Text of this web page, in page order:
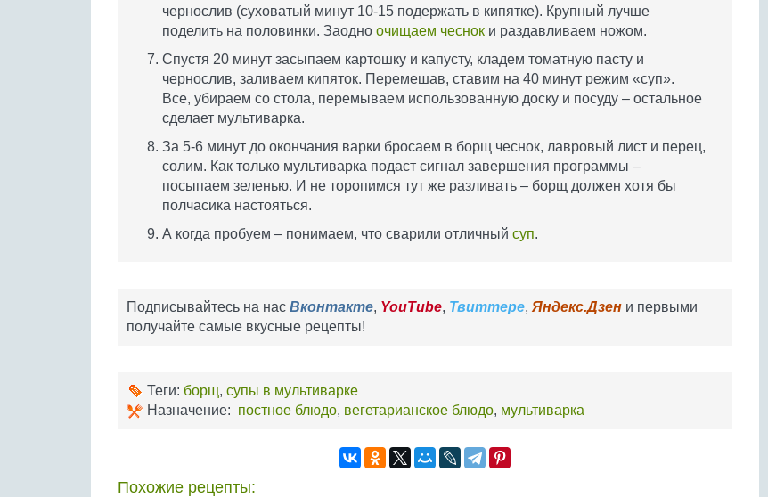
чернослив (суховатый минут 10-15 подержать в кипятке). Крупный лучше
поделить на половинки. Заодно очищаем чеснок и раздавливаем ножом.
Спустя 20 минут засыпаем картошку и капусту, кладем томатную пасту и
чернослив, заливаем кипяток. Перемешав, ставим на 40 минут режим «суп».
Все, убираем со стола, перемываем использованную доску и посуду – остальное
сделает мультиварка.
За 5-6 минут до окончания варки бросаем в борщ чеснок, лавровый лист и перец,
солим. Как только мультиварка подаст сигнал завершения программы –
посыпаем зеленью. И не торопимся тут же разливать – борщ должен хотя бы
полчасика настояться.
А когда пробуем – понимаем, что сварили отличный суп.
Подписывайтесь на нас Вконтакте, YouTube, Твиттере, Яндекс.Дзен и первыми
получайте самые вкусные рецепты!
Теги: борщ, супы в мультиварке
Назначение: постное блюдо, вегетарианское блюдо, мультиварка
Похожие рецепты: